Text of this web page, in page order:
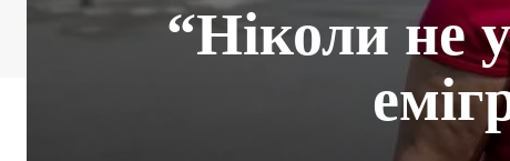
“Ніколи не